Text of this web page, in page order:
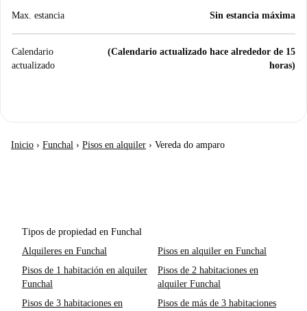
Max. estancia Sin estancia máxima
Calendario
actualizado
(Calendario actualizado hace alrededor de 15
horas)
Inicio › Funchal › Pisos en alquiler › Vereda do amparo
Tipos de propiedad en Funchal
Alquileres en Funchal
Pisos en alquiler en Funchal
Pisos de 1 habitación en alquiler
Funchal
Pisos de 2 habitaciones en
alquiler Funchal
Pisos de 3 habitaciones en
Pisos de más de 3 habitaciones